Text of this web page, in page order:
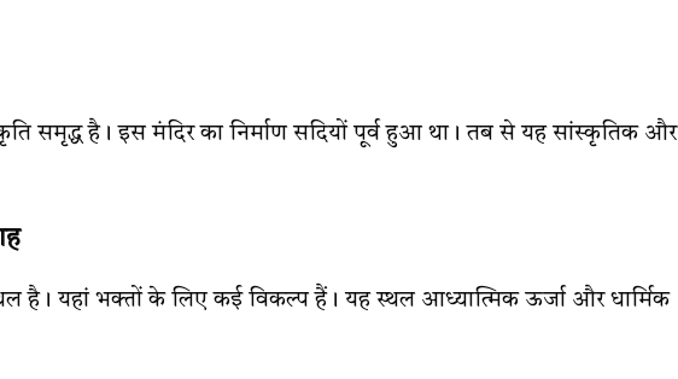
समृद्ध है। इस मंदिर का निर्माण सदियों पूर्व हुआ था। तब से यह सांस्कृतिक और
है। यहां भक्तों के लिए कई विकल्प हैं। यह स्थल आध्यात्मिक ऊर्जा और धार्मिक